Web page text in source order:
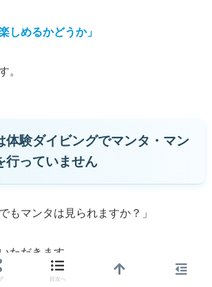
しめるかどうか」
。
体験ダイビングでマンタ・マン
行っていません
もマンタは見られますか？」
ただきます。
目次へ